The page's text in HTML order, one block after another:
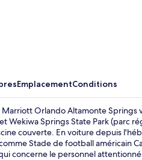
EmplacementConditions
Orlando Altamonte
Wekiwa Springs State Park (parc
couverte. En voiture depuis
Stade de football américain
concerne le personnel